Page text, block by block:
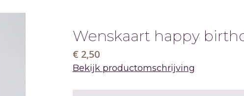
Wenskaart happy
€ 2,50
Bekijk productomschrijving